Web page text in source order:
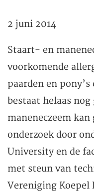
2 juni 2014
Staart- en
voorkomende
paarden en
bestaat helaas
maneneczeem
onderzoek door
University en de
met steun van
Vereniging